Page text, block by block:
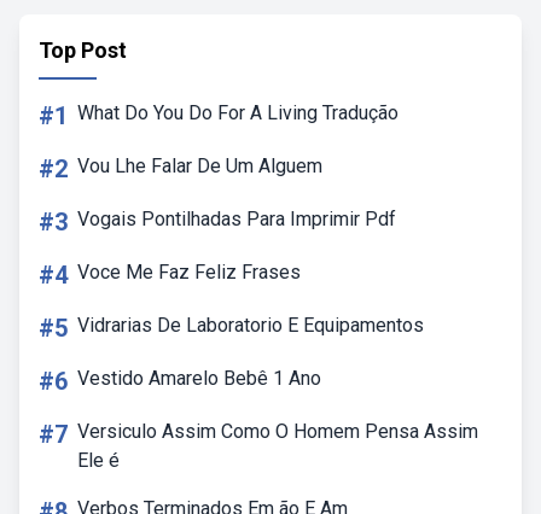
Top Post
#1 What Do You Do For A Living Tradução
#2 Vou Lhe Falar De Um Alguem
#3 Vogais Pontilhadas Para Imprimir Pdf
#4 Voce Me Faz Feliz Frases
#5 Vidrarias De Laboratorio E Equipamentos
#6 Vestido Amarelo Bebê 1 Ano
#7 Versiculo Assim Como O Homem Pensa Assim
Ele é
Verbos Terminados Em ão E Am